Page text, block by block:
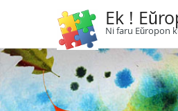
Ek !
Ni faru Eŭropon